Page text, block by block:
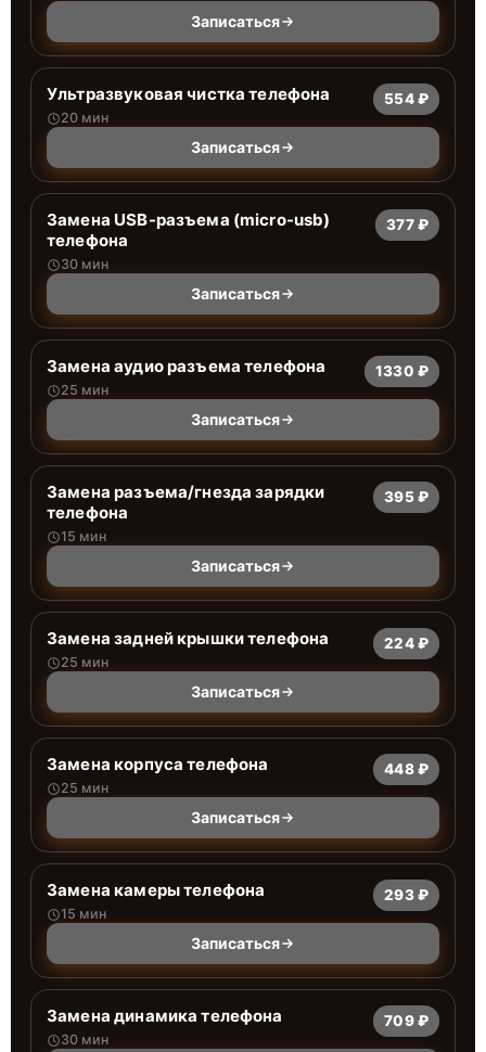
Записаться
Ультразвуковая чистка телефона
20 мин
554 ₽
Записаться
Замена USB-разъема (micro-usb)
телефона
30 мин
377 ₽
Записаться
Замена аудио разъема телефона
25 мин
1330 ₽
Записаться
Замена разъема/гнезда зарядки
телефона
15 мин
395 ₽
Записаться
Замена задней крышки телефона
25 мин
224 ₽
Записаться
Замена корпуса телефона
25 мин
448 ₽
Записаться
Замена камеры телефона
15 мин
293 ₽
Записаться
Замена динамика телефона
30 мин
709 ₽